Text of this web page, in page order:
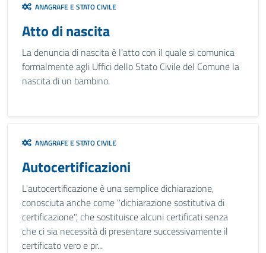
ANAGRAFE E STATO CIVILE
Atto di nascita
La denuncia di nascita è l'atto con il quale si comunica
formalmente agli Uffici dello Stato Civile del Comune la
nascita di un bambino.
ANAGRAFE E STATO CIVILE
Autocertificazioni
L'autocertificazione è una semplice dichiarazione,
conosciuta anche come "dichiarazione sostitutiva di
certificazione", che sostituisce alcuni certificati senza
che ci sia necessità di presentare successivamente il
certificato vero e pr...